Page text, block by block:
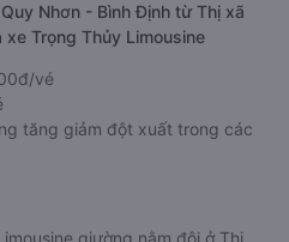
Nhơn - Bình Định từ Thị xã
xe Trọng Thủy Limousine
vé
tăng giảm đột xuất trong các
giường nằm đôi ở Thị